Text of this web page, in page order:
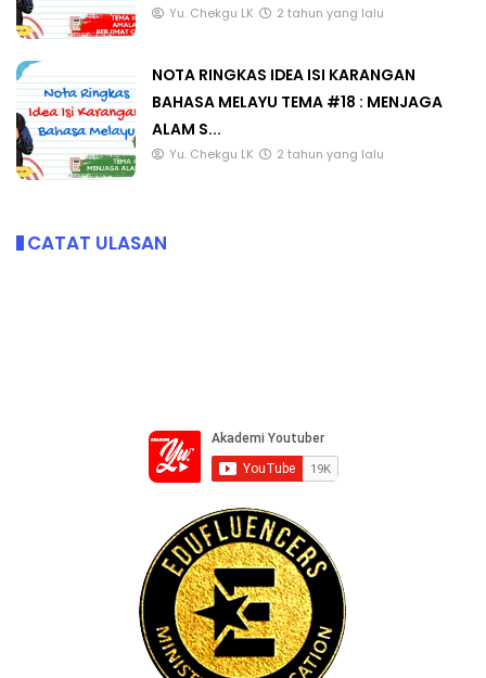
Yu. Chekgu LK 2 tahun yang lalu
NOTA RINGKAS IDEA ISI KARANGAN
BAHASA MELAYU TEMA #18 : MENJAGA
ALAM S...
Yu. Chekgu LK 2 tahun yang lalu
CATAT ULASAN